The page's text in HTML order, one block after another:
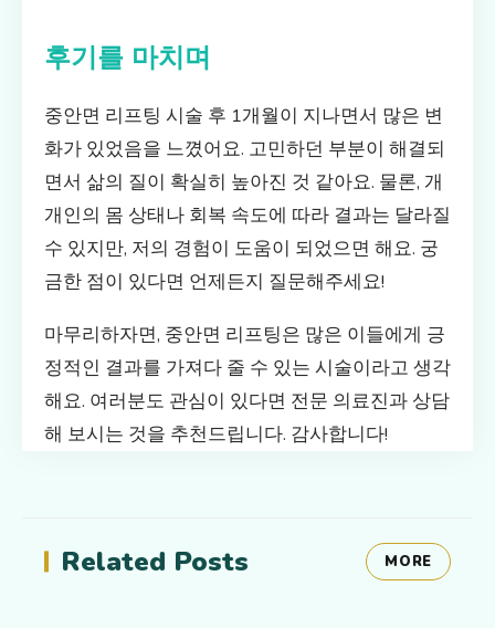
후기를 마치며
중안면 리프팅 시술 후 1개월이 지나면서 많은 변
화가 있었음을 느꼈어요. 고민하던 부분이 해결되
면서 삶의 질이 확실히 높아진 것 같아요. 물론, 개
개인의 몸 상태나 회복 속도에 따라 결과는 달라질
수 있지만, 저의 경험이 도움이 되었으면 해요. 궁
금한 점이 있다면 언제든지 질문해주세요!
마무리하자면, 중안면 리프팅은 많은 이들에게 긍
정적인 결과를 가져다 줄 수 있는 시술이라고 생각
해요. 여러분도 관심이 있다면 전문 의료진과 상담
해 보시는 것을 추천드립니다. 감사합니다!
Related Posts MORE